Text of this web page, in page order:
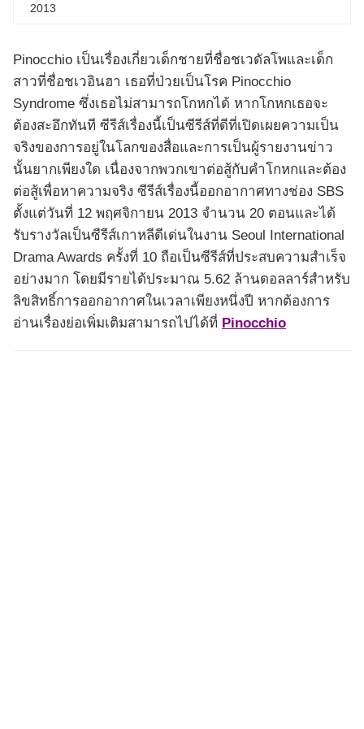
2013
Pinocchio เป็นเรื่องเกี่ยวเด็กชายที่ชื่อชเวดัลโพและเด็ก
สาวที่ชื่อชเวอินฮา เธอที่ป่วยเป็นโรค Pinocchio
Syndrome ซึ่งเธอไม่สามารถโกหกได้ หากโกหกเธอจะ
ต้องสะอึกทันที ซีรีส์เรื่องนี้เป็นซีรีส์ที่ดีที่เปิดเผยความเป็น
จริงของการอยู่ในโลกของสื่อและการเป็นผู้รายงานข่าว
นั้นยากเพียงใด เนื่องจากพวกเขาต่อสู้กับคำโกหกและต้อง
ต่อสู้เพื่อหาความจริง ซีรีส์เรื่องนี้ออกอากาศทางช่อง SBS
ตั้งแต่วันที่ 12 พฤศจิกายน 2013 จำนวน 20 ตอนและได้
รับรางวัลเป็นซีรีส์เกาหลีดีเด่นในงาน Seoul International
Drama Awards ครั้งที่ 10 ถือเป็นซีรีส์ที่ประสบความสำเร็จ
อย่างมาก โดยมีรายได้ประมาณ 5.62 ล้านดอลลาร์สำหรับ
ลิขสิทธิ์การออกอากาศในเวลาเพียงหนึ่งปี หากต้องการ
อ่านเรื่องย่อเพิ่มเติมสามารถไปได้ที่ Pinocchio